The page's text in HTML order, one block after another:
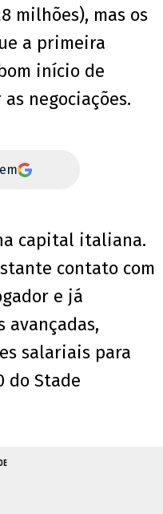
milhões), mas os
a primeira
início de
negociações.
capital italiana.
contato com
e já
avançadas,
salariais para
do Stade